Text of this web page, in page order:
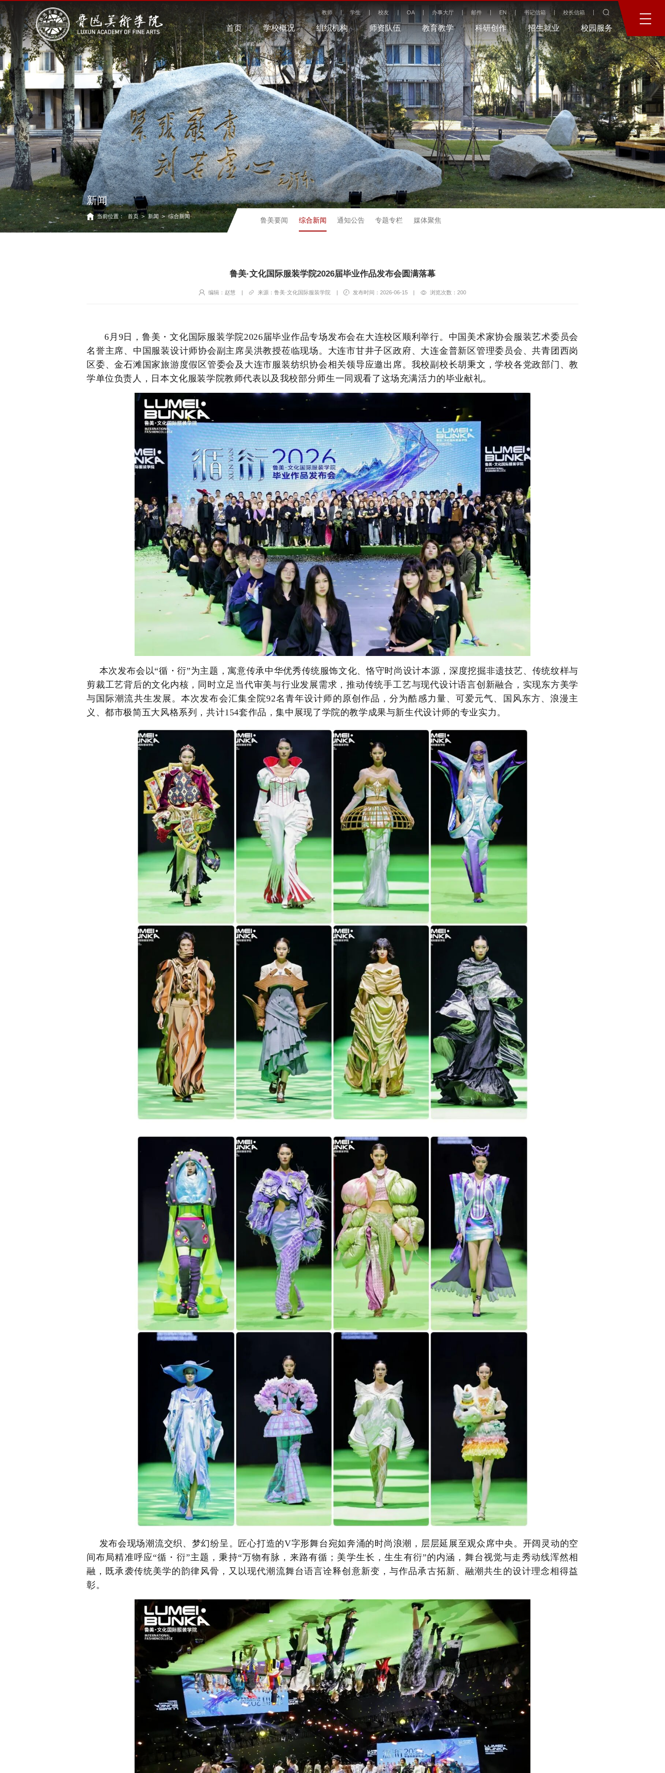
教师 学生 校友 OA 办事大厅 邮件 EN 书记信箱 校长信箱
首页 学校概况 组织机构 师资队伍 教育教学 科研创作 招生就业 校园服务
新闻
当前位置： 首页 > 新闻 > 综合新闻
鲁美要闻 综合新闻 通知公告 专题专栏 媒体聚焦
鲁美·文化国际服装学院2026届毕业作品发布会圆满落幕
编辑：赵慧 | 来源：鲁美·文化国际服装学院 | 发布时间：2026-06-15 | 浏览次数： 200
6月9日，鲁美・文化国际服装学院2026届毕业作品专场发布会在大连校区顺利举行。中国美术家协会服装艺术委员会
名誉主席、中国服装设计师协会副主席吴洪教授莅临现场。大连市甘井子区政府、大连金普新区管理委员会、共青团西岗
区委、金石滩国家旅游度假区管委会及大连市服装纺织协会相关领导应邀出席。我校副校长胡秉文，学校各党政部门、教
学单位负责人，日本文化服装学院教师代表以及我校部分师生一同观看了这场充满活力的毕业献礼。
本次发布会以“循・衍”为主题，寓意传承中华优秀传统服饰文化、恪守时尚设计本源，深度挖掘非遗技艺、传统纹样与
剪裁工艺背后的文化内核，同时立足当代审美与行业发展需求，推动传统手工艺与现代设计语言创新融合，实现东方美学
与国际潮流共生发展。本次发布会汇集全院92名青年设计师的原创作品，分为酷感力量、可爱元气、国风东方、浪漫主
义、都市极简五大风格系列，共计154套作品，集中展现了学院的教学成果与新生代设计师的专业实力。
发布会现场潮流交织、梦幻纷呈。匠心打造的V字形舞台宛如奔涌的时尚浪潮，层层延展至观众席中央。开阔灵动的空
间布局精准呼应“循・衍”主题，秉持“万物有脉，来路有循；美学生长，生生有衍”的内涵，舞台视觉与走秀动线浑然相
融，既承袭传统美学的韵律风骨，又以现代潮流舞台语言诠释创意新变，与作品承古拓新、融潮共生的设计理念相得益
彰。